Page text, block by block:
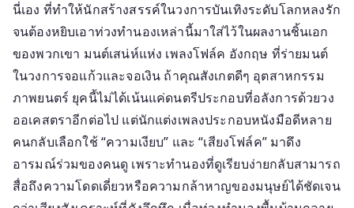
นี่เอง ที่ทำให้นักสร้างสรรค์ในวงการบันเทิงระดับโลกหลงรัก
จนต้องหยิบเอาท่วงทำนองเหล่านี้มาใส่ไว้ในผลงานชิ้นเอก
ของพวกเขา มนต์เสน่ห์แห่ง เพลงโฟล์ค อังกฤษ ที่ร่ายมนต์
ในวงการจอแก้วและจอเงิน ถ้าคุณสังเกตดีๆ อุตสาหกรรม
ภาพยนตร์ ยุคนี้ไม่ได้เน้นแค่ดนตรีประกอบที่อลังการด้วยวง
ออเคสตราอีกต่อไป แต่นักแต่งเพลงประกอบหนังมือดีหลาย
คนกลับเลือกใช้ “ความเงียบ” และ “เสียงโฟล์ค” มาดึง
อารมณ์ร่วมของคนดู เพราะทำนองที่ดูเรียบง่ายกลับสามารถ
สื่อถึงความโดดเดี่ยวหรือความกล้าหาญของมนุษย์ได้ชัดเจน